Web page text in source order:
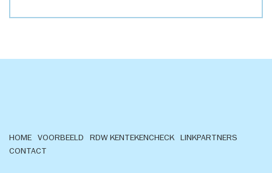
HOME VOORBEELD RDW KENTEKENCHECK
LINKPARTNERS
CONTACT